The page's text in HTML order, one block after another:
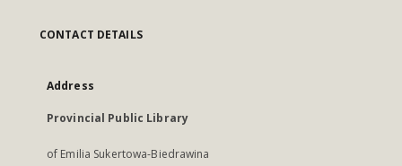
CONTACT DETAILS
Address
Provincial Public Library
of Emilia Sukertowa-Biedrawina